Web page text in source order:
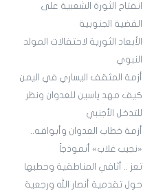
انفتاح الثورة الشعبية على
القضية الجنوبية
الأبعاد الثورية لاحتفالات المولد
النبوي
أزمة المثقف اليساري في اليمن
كيف مهد ياسين للعدوان ونظر
للتدخل الأجنبي
أزمة خطاب العدوان وأبواقه..
«نجيب غلاب» أنموذجاً
تعز .. أثافي المناطقية وحطبها
حول تقدمية أنصار الله ورجعية